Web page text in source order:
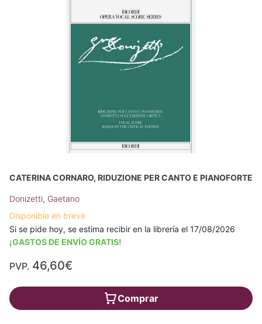
CATERINA CORNARO, RIDUZIONE PER CANTO E PIANOFORTE
Donizetti, Gaetano
Disponible en breve
Si se pide hoy, se estima recibir en la librería el 17/08/2026
¡GASTOS DE ENVÍO GRATIS!
PVP. 46,60€
Comprar